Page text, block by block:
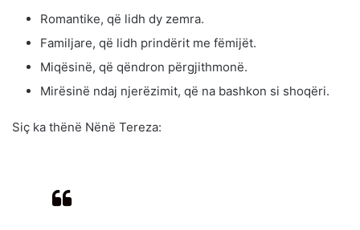
Romantike, që lidh dy zemra.
Familjare, që lidh prindërit me fëmijët.
Miqësinë, që qëndron përgjithmonë.
Mirësinë ndaj njerëzimit, që na bashkon si shoqëri.
Siç ka thënë Nënë Tereza: